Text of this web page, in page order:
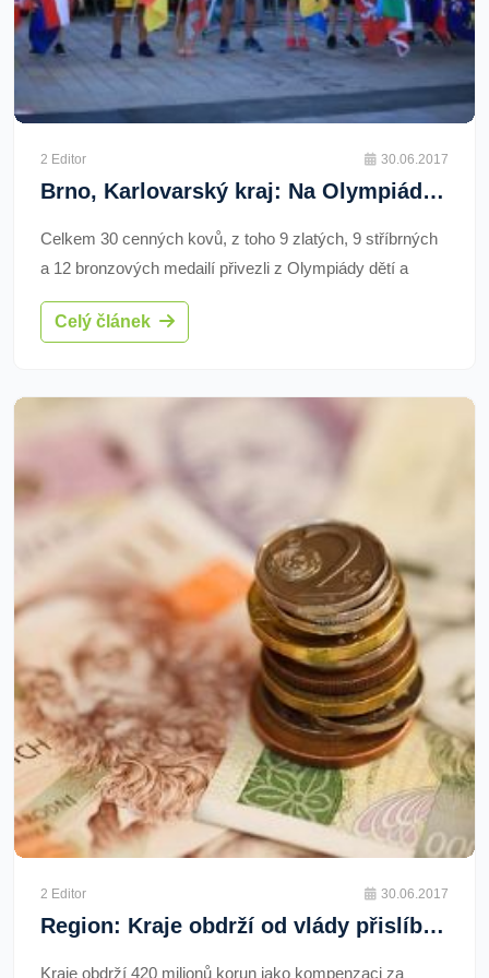
2 Editor 30.06.2017
Brno, Karlovarský kraj: Na Olympiádě dětí a mládeže získali naši sportovci 30 medailí
Celkem 30 cenných kovů, z toho 9 zlatých, 9 stříbrných
a 12 bronzových medailí přivezli z Olympiády dětí a
mládeže mladí sportovci z našeho kraje. Olympijské boje
probíhaly v Brně.
Celý článek
2 Editor 30.06.2017
Region: Kraje obdrží od vlády přislíbených 420 milionů korun jako kompenzaci za prostředky vynaložené na mzdy řidičů autobusů
Kraje obdrží 420 milionů korun jako kompenzaci za